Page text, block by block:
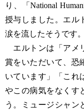
り、「National
授与しました。エル
涙を流したそうです。
エルトンは「アメ
賞をいただいて、恐
いています」「これ
やこの病気をなくす
う。ミュージシャン